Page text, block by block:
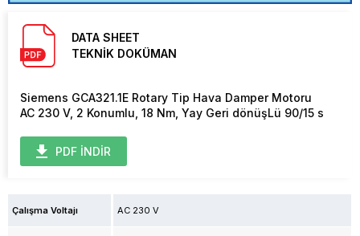
DATA SHEET
TEKNİK DOKÜMAN
Siemens GCA321.1E Rotary Tip Hava Damper Motoru
AC 230 V, 2 Konumlu, 18 Nm, Yay Geri dönüşLü 90/15 s
PDF İNDİR
Çalışma Voltajı AC 230 V